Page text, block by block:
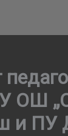
ОШ
и ПУ